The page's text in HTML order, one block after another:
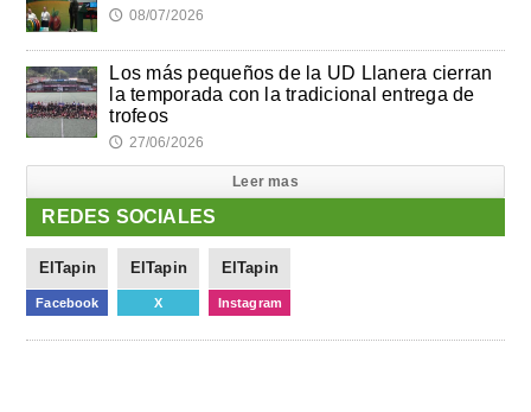
🕔 08/07/2026
Los más pequeños de la UD Llanera cierran
la temporada con la tradicional entrega de
trofeos
🕔 27/06/2026
Leer mas
REDES SOCIALES
ElTapin
Facebook
ElTapin
X
ElTapin
Instagram